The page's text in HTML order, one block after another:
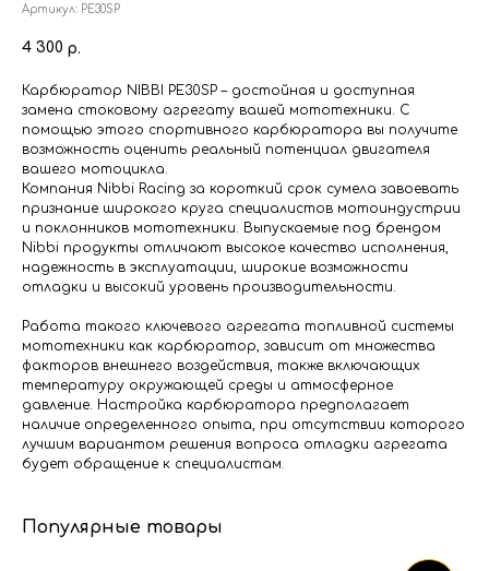
Артикул: PE30SP
4 300 р.
Карбюратор NIBBI PE30SP – достойная и доступная
замена стоковому агрегату вашей мототехники. С
помощью этого спортивного карбюратора вы получите
возможность оценить реальный потенциал двигателя
вашего мотоцикла.
Компания Nibbi Racing за короткий срок сумела завоевать
признание широкого круга специалистов мотоиндустрии
и поклонников мототехники. Выпускаемые под брендом
Nibbi продукты отличают высокое качество исполнения,
надежность в эксплуатации, широкие возможности
отладки и высокий уровень производительности.
Работа такого ключевого агрегата топливной системы
мототехники как карбюратор, зависит от множества
факторов внешнего воздействия, также включающих
температуру окружающей среды и атмосферное
давление. Настройка карбюратора предполагает
наличие определенного опыта, при отсутствии которого
лучшим вариантом решения вопроса отладки агрегата
будет обращение к специалистам.
Популярные товары